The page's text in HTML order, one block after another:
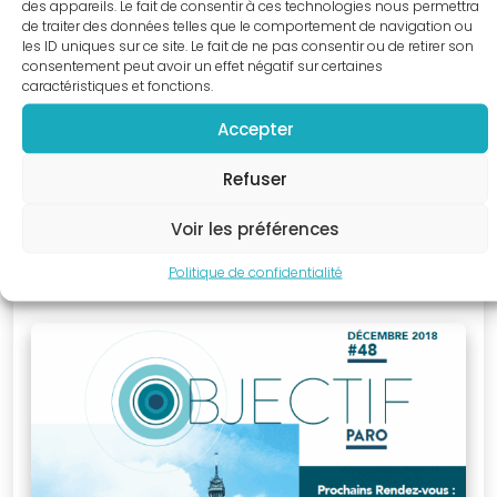
des appareils. Le fait de consentir à ces technologies nous permettra
de traiter des données telles que le comportement de navigation ou
les ID uniques sur ce site. Le fait de ne pas consentir ou de retirer son
consentement peut avoir un effet négatif sur certaines
caractéristiques et fonctions.
Accepter
Refuser
Voir les préférences
Politique de confidentialité
TÉLÉCHARGER LE PDF
nous dès
aujourd’hui et
intégrez une
communauté
engagée
ADHÉSION
Découvrez